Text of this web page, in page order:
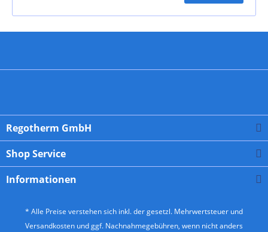
Regotherm GmbH
Shop Service
Informationen
* Alle Preise verstehen sich inkl. der gesetzl. Mehrwertsteuer und
Versandkosten und ggf. Nachnahmegebühren, wenn nicht anders